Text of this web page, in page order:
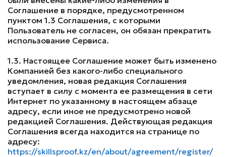
Соглашение в порядке, предусмотренном
пунктом 1.3 Соглашения, с которыми
Пользователь не согласен, он обязан прекратить
использование Сервиса.
1.3. Настоящее Соглашение может быть изменено
Компанией без какого-либо специального
уведомления, новая редакция Соглашения
вступает в силу с момента ее размещения в сети
Интернет по указанному в настоящем абзаце
адресу, если иное не предусмотрено новой
редакцией Соглашения. Действующая редакция
Соглашения всегда находится на странице по
адресу:
https://skillsproof.kz/en/about/agreement/register/